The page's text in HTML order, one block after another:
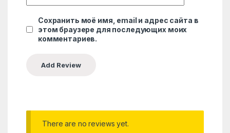
Сохранить моё имя, email и адрес сайта в
этом браузере для последующих моих
комментариев.
There are no reviews yet.